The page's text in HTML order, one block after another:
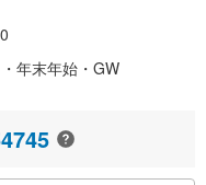
年末年始・GW